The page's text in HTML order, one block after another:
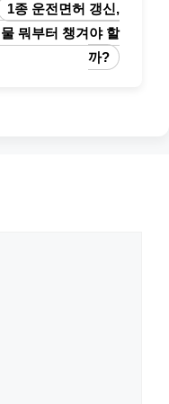
1종 운전면허 갱신,
뭐부터 챙겨야 할
까?